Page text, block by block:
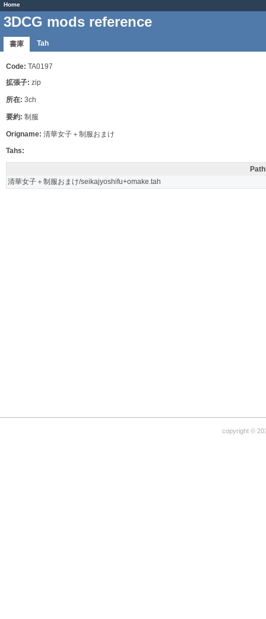
Home
3DCG mods reference
書庫 Tah
Code: TA0197
拡張子: zip
所在: 3ch
要約: 制服
Origname: 清華女子＋制服おまけ
Tahs:
Path
清華女子＋制服おまけ/seikajyoshifu+omake.tah
copyright ©